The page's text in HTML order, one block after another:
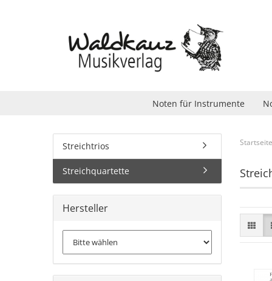
Noten für Instrumente
Startseite
Streichtrios
Streichquartette
Hersteller